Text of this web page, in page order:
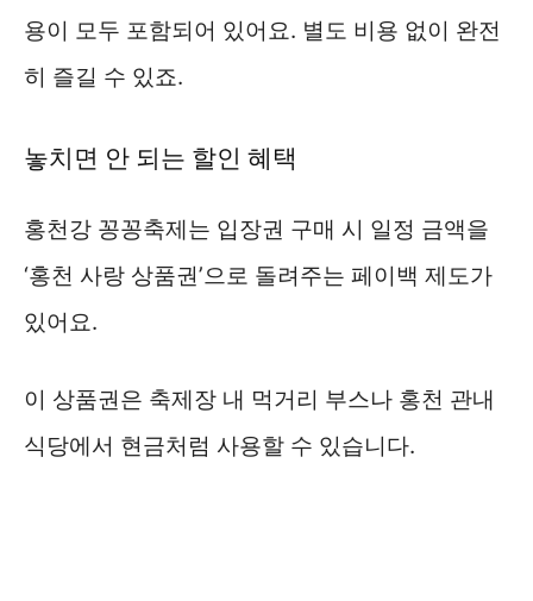
용이 모두 포함되어 있어요. 별도 비용 없이 완전
히 즐길 수 있죠.
놓치면 안 되는 할인 혜택
홍천강 꽁꽁축제는 입장권 구매 시 일정 금액을
‘홍천 사랑 상품권’으로 돌려주는 페이백 제도가
있어요.
이 상품권은 축제장 내 먹거리 부스나 홍천 관내
식당에서 현금처럼 사용할 수 있습니다.